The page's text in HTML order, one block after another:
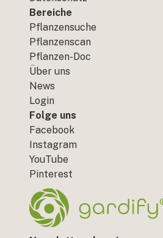
Bereiche
Pflanzensuche
Pflanzenscan
Pflanzen-Doc
Über uns
News
Login
Folge uns
Facebook
Instagram
YouTube
Pinterest